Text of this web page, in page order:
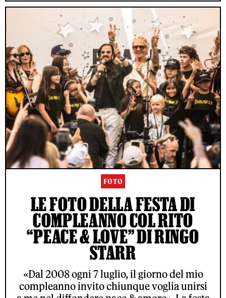
FOTO
LE FOTO DELLA FESTA DI
COMPLEANNO COL RITO
“PEACE & LOVE” DI RINGO
STARR
«Dal 2008 ogni 7 luglio, il giorno del mio
compleanno invito chiunque voglia unirsi